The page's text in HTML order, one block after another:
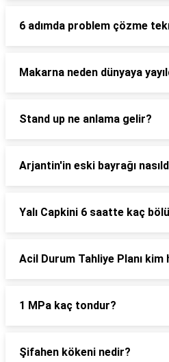
6 adımda problem çözme
Makarna neden dünyaya
Stand up ne anlama gelir?
Arjantin'in eski bayrağı
Yalı Capkini 6 saatte kaç
Acil Durum Tahliye Planı kim
1 MPa kaç tondur?
Şifahen kökeni nedir?